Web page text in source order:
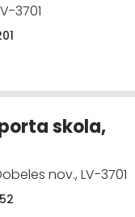
3701
skola,
nov., LV-3701